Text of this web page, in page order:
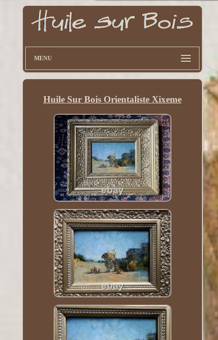
MENU
Huile Sur Bois Orientaliste Xixeme